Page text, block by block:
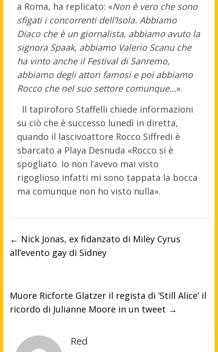
a Roma, ha replicato: «Non è vero che sono
sfigati i concorrenti dell’Isola. Abbiamo
Diaco che è un giornalista, abbiamo avuto la
signora Spaak, abbiamo Valerio Scanu che
ha vinto anche il Festival di Sanremo,
abbiamo degli attori famosi e poi abbiamo
Rocco che nel suo settore comunque…».
Il tapiroforo Staffelli chiede informazioni
su ciò che è successo lunedì in diretta,
quando il lascivoattore Rocco Siffredi è
sbarcato a Playa Desnuda «Rocco si è
spogliato. Io non l’avevo mai visto
rigoglioso infatti mi sono tappata la bocca
ma comunque non ho visto nulla».
← Nick Jonas, ex fidanzato di Miley Cyrus
all’evento gay di Sidney
Muore Ricforte Glatzer il regista di ‘Still Alice’ il
ricordo di Julianne Moore in un tweet →
Red